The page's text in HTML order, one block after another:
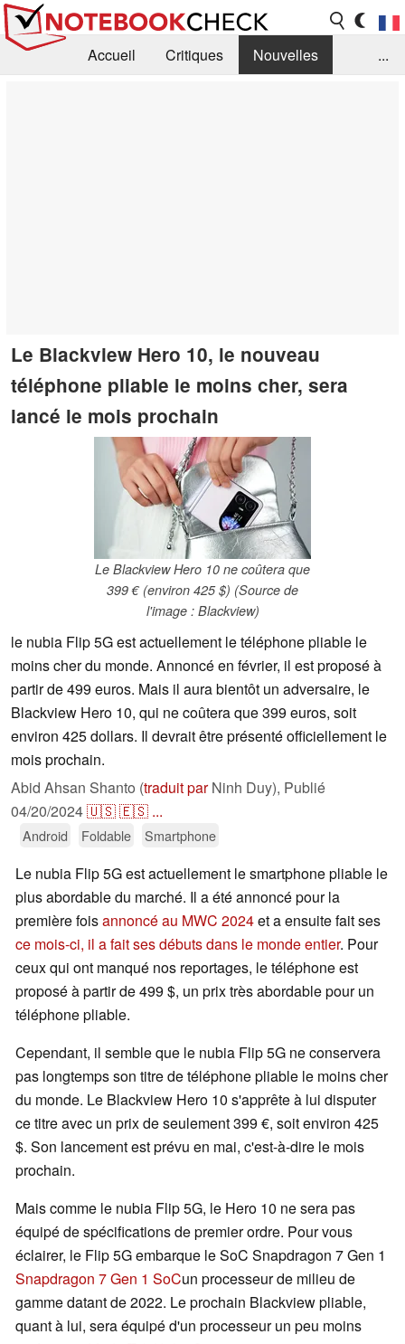
Accueil Critiques
Nouvelles
...
Le Blackview Hero 10, le nouveau
téléphone pliable le moins cher, sera
lancé le mois prochain
Le Blackview Hero 10 ne coûtera que
399 € (environ 425 $) (Source de
l'image : Blackview)
le nubia Flip 5G est actuellement le téléphone pliable le
moins cher du monde. Annoncé en février, il est proposé à
partir de 499 euros. Mais il aura bientôt un adversaire, le
Blackview Hero 10, qui ne coûtera que 399 euros, soit
environ 425 dollars. Il devrait être présenté officiellement le
mois prochain.
Abid Ahsan Shanto (traduit parNinh Duy), Publié
04/20/2024🇺🇸🇪🇸 ...
Android Foldable Smartphone
Le nubia Flip 5G est actuellement le smartphone pliable le
plus abordable du marché. Il a été annoncé pour la
première foisannoncé au MWC 2024et a ensuite fait ses
ce mois-ci, il a fait ses débuts dans le monde entier. Pour
ceux qui ont manqué nos reportages, le téléphone est
proposé à partir de 499 $, un prix très abordable pour un
téléphone pliable.
Cependant, il semble que le nubia Flip 5G ne conservera
pas longtemps son titre de téléphone pliable le moins cher
du monde. Le Blackview Hero 10 s'apprête à lui disputer
ce titre avec un prix de seulement 399 €, soit environ 425
$. Son lancement est prévu en mai, c'est-à-dire le mois
prochain.
Mais comme le nubia Flip 5G, le Hero 10 ne sera pas
équipé de spécifications de premier ordre. Pour vous
éclairer, le Flip 5G embarque le SoC Snapdragon 7 Gen 1
Snapdragon 7 Gen 1 SoCun processeur de milieu de
gamme datant de 2022. Le prochain Blackview pliable,
quant à lui, sera équipé d'un processeur un peu moins